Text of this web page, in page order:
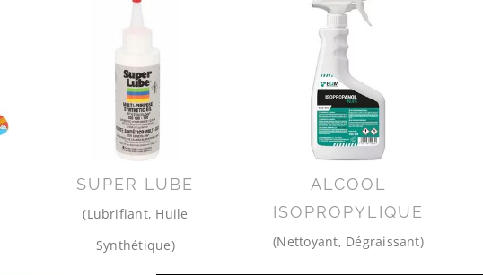
SUPER LUBE
(Lubrifiant, Huile
Synthétique)
ALCOOL
ISOPROPYLIQUE
(Nettoyant, Dégraissant)